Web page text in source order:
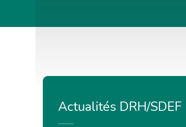
Actualités DRH/SDEF